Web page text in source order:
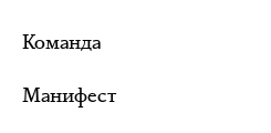
Команда
Манифест